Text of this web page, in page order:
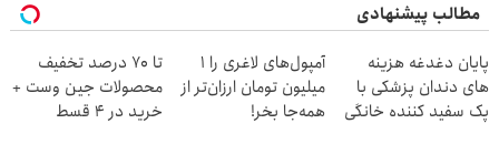
مطالب پیشنهادی
پایان دغدغه هزینه
های دندان پزشکی با
پک سفید کننده خانگی
آمپول‌های لاغری را ۱
میلیون تومان ارزان‌تر از
همه‌جا بخر!
تا 70 درصد تخفیف
محصولات جین وست +
خرید در 4 قسط